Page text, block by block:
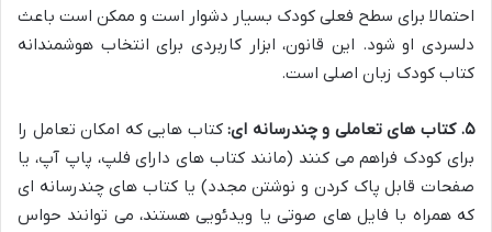
احتمالا برای سطح فعلی کودک بسیار دشوار است و ممکن است باعث
دلسردی او شود. این قانون، ابزار کاربردی برای انتخاب هوشمندانه
کتاب کودک زبان اصلی است.
۵. کتاب های تعاملی و چندرسانه ای:
کتاب هایی که امکان تعامل را
برای کودک فراهم می کنند (مانند کتاب های دارای فلپ، پاپ آپ، یا
صفحات قابل پاک کردن و نوشتن مجدد) یا کتاب های چندرسانه ای
که همراه با فایل های صوتی یا ویدئویی هستند، می توانند حواس